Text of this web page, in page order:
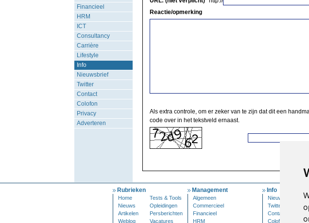
Financieel
HRM
ICT
Consultancy
Carrière
Lifestyle
Info
Nieuwsbrief
Twitter
Contact
Colofon
Privacy
Adverteren
Reactie/opmerking
Als extra controle, om er zeker van te zijn dat dit een
code over in het tekstveld ernaast.
Rubrieken
Home
Tests & Tools
Nieuws
Opleidingen
Artikelen
Persberichten
Weblog
Vacatures
Management
Algemeen
Commercieel
Financieel
HRM
Info
Nieuwsbrief
Twitter
Contact
Colofon